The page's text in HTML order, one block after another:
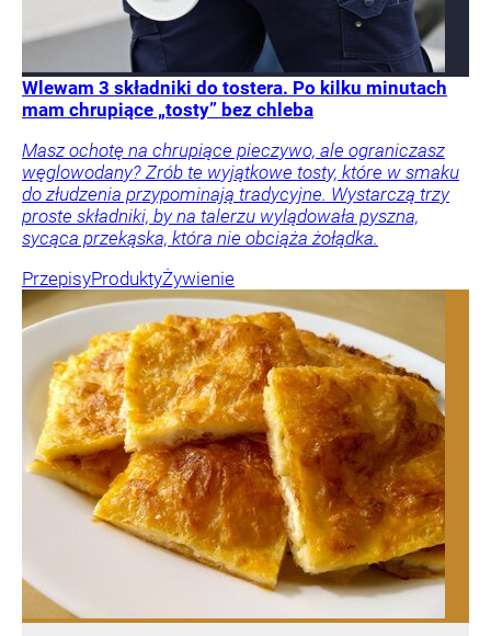
Wlewam 3 składniki do tostera. Po kilku minutach
mam chrupiące „tosty” bez chleba
Masz ochotę na chrupiące pieczywo, ale ograniczasz
węglowodany? Zrób te wyjątkowe tosty, które w smaku
do złudzenia przypominają tradycyjne. Wystarczą trzy
proste składniki, by na talerzu wylądowała pyszna,
sycąca przekąska, która nie obciąża żołądka.
PrzepisyProduktyŻywienie